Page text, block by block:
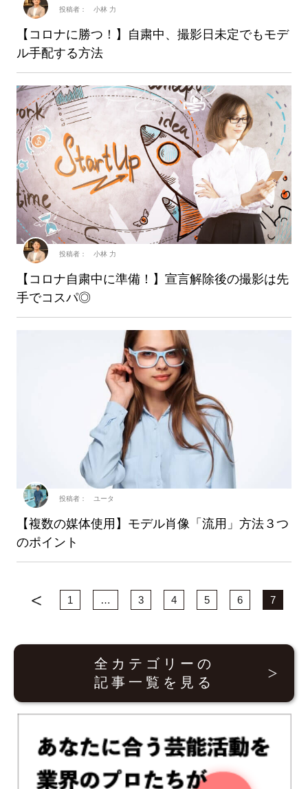
【コロナに勝つ！】自粛中、撮影日未定でもモデ
ル手配する方法
投稿者： 小林 力
【コロナ自粛中に準備！】宣言解除後の撮影は先
手でコスパ◎
投稿者： 小林 力
【複数の媒体使用】モデル肖像「流用」方法３つ
のポイント
投稿者： ユータ
1 … 3 4 5 6 7
全カテゴリーの
記事一覧を見る